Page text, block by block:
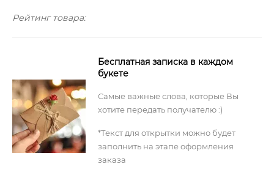
Рейтинг товара:
Бесплатная записка в каждом
букете
Самые важные слова, которые Вы
хотите передать получателю :)
*Текст для открытки можно будет
заполнить на этапе оформления
заказа